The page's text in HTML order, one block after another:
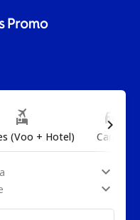
flights_and_hotels
(Voo + Hotel)
directions_car
Carros
expand_more
expand_more
chevron_right